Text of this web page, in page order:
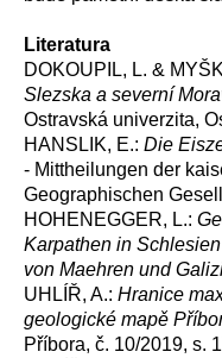
Literatura
DOKOUPIL, L. &
Slezska a severní
Ostravská univerzita,
HANSLIK, E.: Die
- Mittheilungen der
Geographischen
HOHENEGGER, L.:
Karpathen in
von Maehren und
UHLÍŘ, A.: Hranice
geologické mapě
Příbora, č. 10/2019, s.